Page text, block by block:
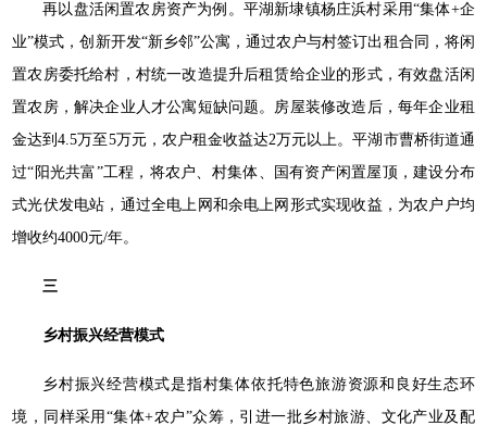
再以盘活闲置农房资产为例。平湖新埭镇杨庄浜村采用“集体+企
业”模式，创新开发“新乡邻”公寓，通过农户与村签订出租合同，将闲
置农房委托给村，村统一改造提升后租赁给企业的形式，有效盘活闲
置农房，解决企业人才公寓短缺问题。房屋装修改造后，每年企业租
金达到4.5万至5万元，农户租金收益达2万元以上。平湖市曹桥街道通
过“阳光共富”工程，将农户、村集体、国有资产闲置屋顶，建设分布
式光伏发电站，通过全电上网和余电上网形式实现收益，为农户户均
增收约4000元/年。
三
乡村振兴经营模式
乡村振兴经营模式是指村集体依托特色旅游资源和良好生态环
境，同样采用“集体+农户”众筹，引进一批乡村旅游、文化产业及配